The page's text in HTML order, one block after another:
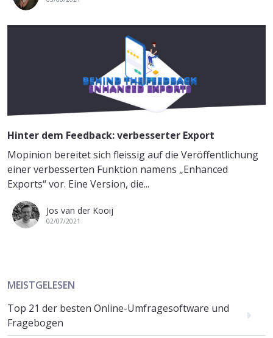
Hinter dem Feedback: verbesserter Export
Mopinion bereitet sich fleissig auf die Veröffentlichung
einer verbesserten Funktion namens „Enhanced
Exports“ vor. Eine Version, die...
Jos van der Kooij
02/07/2021
MEISTGELESEN
Top 21 der besten Online-Umfragesoftware und
Fragebogen